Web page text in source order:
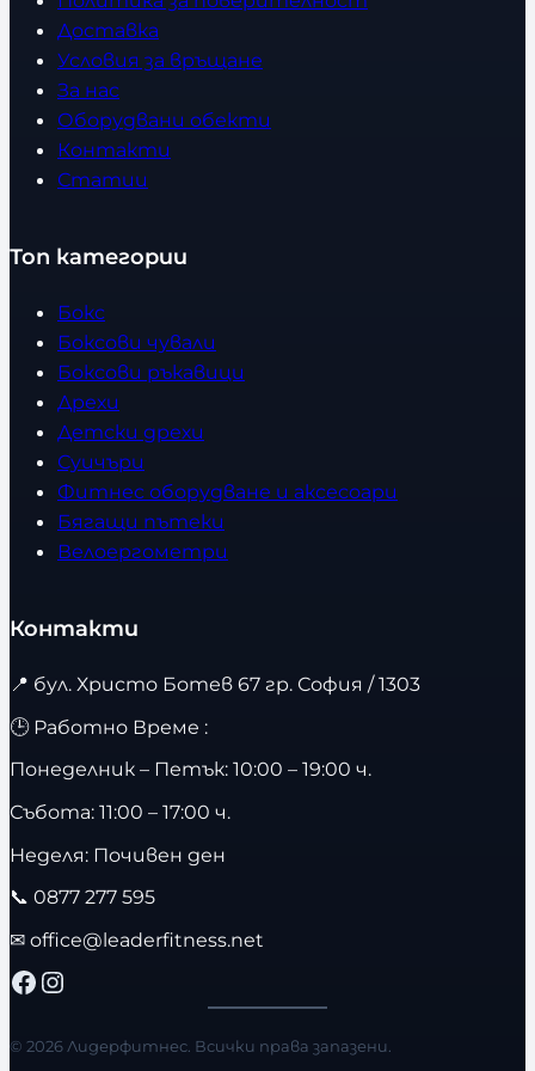
Доставка
Условия за връщане
За нас
Оборудвани обекти
Контакти
Статии
Топ категории
Бокс
Боксови чували
Боксови ръкавици
Дрехи
Детски дрехи
Суичъри
Фитнес оборудване и аксесоари
Бягащи пътеки
Велоергометри
Контакти
📍 бул. Христо Ботев 67 гр. София / 1303
🕒 Работно Време :
Понеделник – Петък: 10:00 – 19:00 ч.
Събота: 11:00 – 17:00 ч.
Неделя: Почивен ден
📞 0877 277 595
✉ office@leaderfitness.net
Facebook Instagram
© 2026 Лидерфитнес. Всички права запазени.